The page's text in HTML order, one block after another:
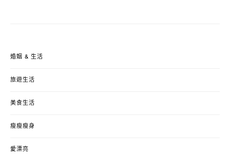
婚姻 & 生活
旅遊生活
美食生活
瘦瘦瘦身
愛漂亮